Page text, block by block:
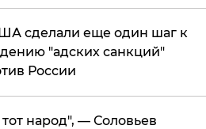
сделали еще один шаг к
"адских санкций"
России
народ", — Соловьев